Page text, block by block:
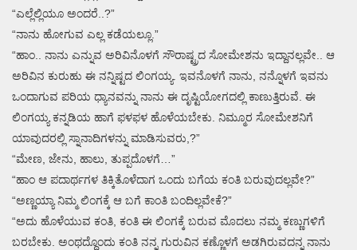
“ಎಲ್ಲೆಲ್ಲಿಯೂ ಅಂದರೆ..?”
“ನಾನು ಹೋಗುವ ಎಲ್ಲ ಕಡೆಯಲ್ಲೂ.”
“ಹಾಂ.. ನಾನು ಎನ್ನುವ ಅರಿವಿನೊಳಗೆ ಸೌರಾಷ್ಟ್ರದ ಸೋಮೇಶನು ಇದ್ದಾನಲ್ಲವೇ.. ಆ
ಅರಿವಿನ ಕುರುಹು ಈ ನನ್ನಿಷ್ಟದ ಲಿಂಗಯ್ಯ. ಇವನೊಳಗೆ ನಾನು, ನನ್ನೊಳಗೆ ಇವನು
ಒಂದಾಗುವ ಪರಿಯ ಧ್ಯಾನವನ್ನು ನಾನು ಈ ದೃಷ್ಟಿಯೋಗದಲ್ಲಿ ಕಾಣುತ್ತಿರುವೆ. ಈ
ಲಿಂಗಯ್ಯ ಕನ್ನಡಿಯ ಹಾಗೆ ಫಳಫಳ ಹೊಳೆಯಬೇಕು. ನಿಮ್ಮೂರ ಸೋಮೇಶನಿಗೆ
ಯಾವುದರಲ್ಲಿ ಸ್ನಾನಾದಿಗಳನ್ನು ಮಾಡಿಸುವರು,?”
“ಮೇಣ, ಜೇನು, ಹಾಲು, ತುಪ್ಪದೊಳಗೆ…”
“ಹಾಂ ಆ ಪದಾರ್ಥಗಳ ತಿಕ್ಕಿತೊಳೆದಾಗ ಒಂದು ಬಗೆಯ ಕಂತಿ ಬರುವುದಲ್ಲವೇ?”
“ಅಣ್ಣಯ್ಯಾ ನಿಮ್ಮ ಲಿಂಗಕ್ಕೆ ಆ ಬಗೆ ಕಾಂತಿ ಬಂದಿಲ್ಲವೇಕೆ?”
“ಅದು ಹೊಳೆಯುವ ಕಂತಿ, ಕಂತಿ ಈ ಲಿಂಗಕ್ಕೆ ಬರುವ ಮೊದಲು ನಮ್ಮ ಕಣ್ಣುಗಳಿಗೆ
ಬರಬೇಕು. ಅಂಥದ್ದೊಂದು ಕಂತಿ ನನ್ನ ಗುರುವಿನ ಕಣ್ಣೊಳಗೆ ಅಡಗಿರುವದನ್ನ ನಾನು